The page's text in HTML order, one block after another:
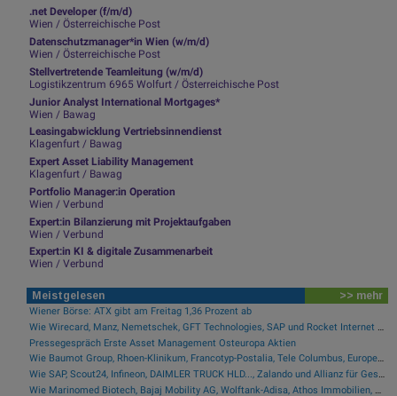
.net Developer (f/m/d)
Wien / Österreichische Post
Datenschutzmanager*in Wien (w/m/d)
Wien / Österreichische Post
Stellvertretende Teamleitung (w/m/d)
Logistikzentrum 6965 Wolfurt / Österreichische Post
Junior Analyst International Mortgages*
Wien / Bawag
Leasingabwicklung Vertriebsinnendienst
Klagenfurt / Bawag
Expert Asset Liability Management
Klagenfurt / Bawag
Portfolio Manager:in Operation
Wien / Verbund
Expert:in Bilanzierung mit Projektaufgaben
Wien / Verbund
Expert:in KI & digitale Zusammenarbeit
Wien / Verbund
Meistgelesen >> mehr
Wiener Börse: ATX gibt am Freitag 1,36 Prozent ab
Wie Wirecard, Manz, Nemetschek, GFT Technologies, SAP und Rocket Internet für Gesprächsstoff sorgten
Pressegespräch Erste Asset Management Osteuropa Aktien
Wie Baumot Group, Rhoen-Klinikum, Francotyp-Postalia, Tele Columbus, European Lithium und Lanxess für Gesprächsstoff sorgten
Wie SAP, Scout24, Infineon, DAIMLER TRUCK HLD..., Zalando und Allianz für Gesprächsstoff im DAX sorgten
Wie Marinomed Biotech, Bajaj Mobility AG, Wolftank-Adisa, Athos Immobilien, Rosenbauer und Telekom Austria für Gesprächsstoff in Österreich sorgten